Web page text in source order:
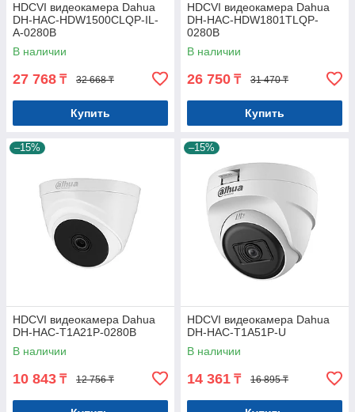
HDCVI видеокамера Dahua
DH-HAC-HDW1500CLQP-IL-
A-0280B
В наличии
27 768 ₸ 32 668 ₸
Купить
HDCVI видеокамера Dahua
DH-HAC-HDW1801TLQP-
0280B
В наличии
26 750 ₸ 31 470 ₸
Купить
–15%
HDCVI видеокамера Dahua
DH-HAC-T1A21P-0280B
В наличии
10 843 ₸ 12 756 ₸
–15%
HDCVI видеокамера Dahua
DH-HAC-T1A51P-U
В наличии
14 361 ₸ 16 895 ₸